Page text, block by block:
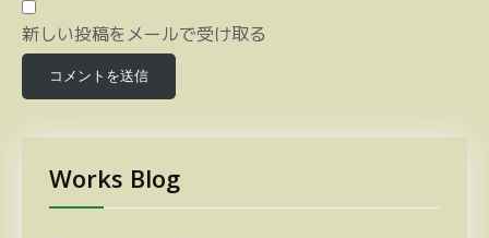
新しい投稿をメールで受け取る
Works Blog